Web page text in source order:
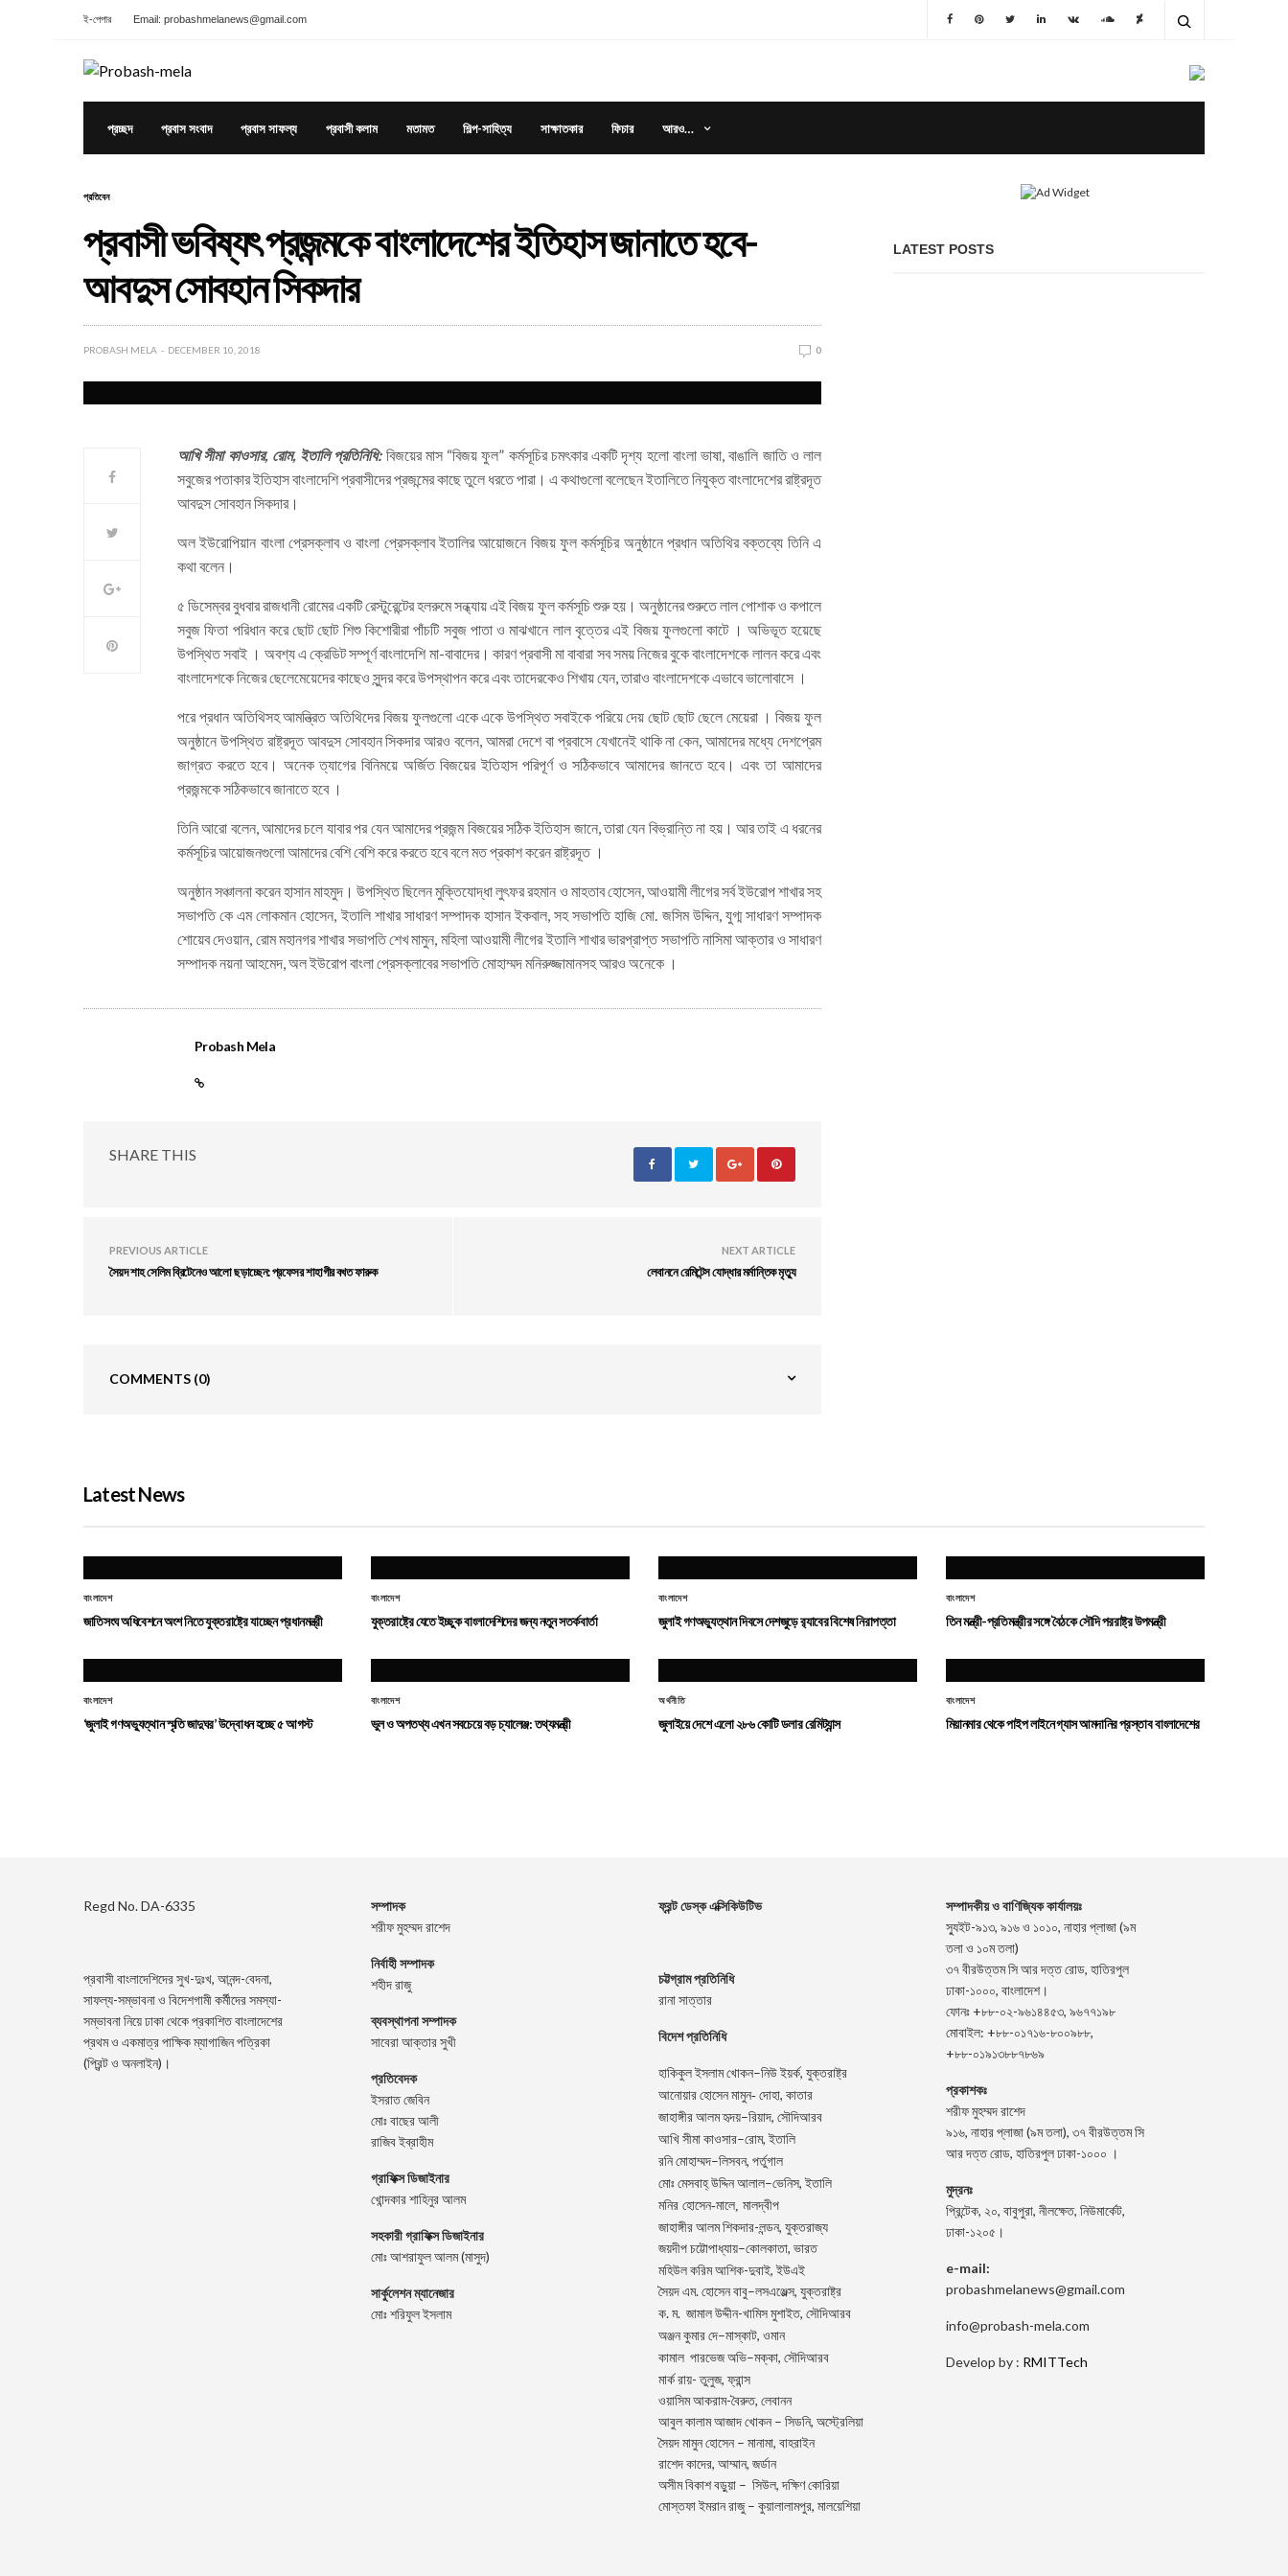
ই-পেপার Email: probashmelanews@gmail.com
প্রচ্ছদ প্রবাস সংবাদ প্রবাস সাফল্য প্রবাসী কলাম মতামত শিল্প-সাহিত্য সাক্ষাতকার ফিচার আরও…
প্রতিবেন
প্রবাসী ভবিষ্যৎ প্রজন্মকে বাংলাদেশের ইতিহাস জানাতে হবে-
আবদুস সোবহান সিকদার
PROBASH MELA DECEMBER 10, 2018 0
আখি সীমা কাওসার, রোম, ইতালি প্রতিনিধি: বিজয়ের মাস “বিজয় ফুল” কর্মসূচির চমৎকার একটি দৃশ্য হলো বাংলা ভাষা, বাঙালি জাতি ও লাল
সবুজের পতাকার ইতিহাস বাংলাদেশি প্রবাসীদের প্রজন্মের কাছে তুলে ধরতে পারা। এ কথাগুলো বলেছেন ইতালিতে নিযুক্ত বাংলাদেশের রাষ্ট্রদূত
আবদুস সোবহান সিকদার।
অল ইউরোপিয়ান বাংলা প্রেসক্লাব ও বাংলা প্রেসক্লাব ইতালির আয়োজনে বিজয় ফুল কর্মসূচির অনুষ্ঠানে প্রধান অতিথির বক্তব্যে তিনি এ
কথা বলেন।
৫ ডিসেম্বর বুধবার রাজধানী রোমের একটি রেস্টুরেন্টের হলরুমে সন্ধ্যায় এই বিজয় ফুল কর্মসূচি শুরু হয়। অনুষ্ঠানের শুরুতে লাল পোশাক ও কপালে
সবুজ ফিতা পরিধান করে ছোট ছোট শিশু কিশোরীরা পাঁচটি সবুজ পাতা ও মাঝখানে লাল বৃত্তের এই বিজয় ফুলগুলো কাটে । অভিভূত হয়েছে
উপস্থিত সবাই । অবশ্য এ ক্রেডিট সম্পূর্ণ বাংলাদেশি মা-বাবাদের। কারণ প্রবাসী মা বাবারা সব সময় নিজের বুকে বাংলাদেশকে লালন করে এবং
বাংলাদেশকে নিজের ছেলেমেয়েদের কাছেও সুন্দর করে উপস্থাপন করে এবং তাদেরকেও শিখায় যেন, তারাও বাংলাদেশকে এভাবে ভালোবাসে ।
পরে প্রধান অতিথিসহ আমন্ত্রিত অতিথিদের বিজয় ফুলগুলো একে একে উপস্থিত সবাইকে পরিয়ে দেয় ছোট ছোট ছেলে মেয়েরা । বিজয় ফুল
অনুষ্ঠানে উপস্থিত রাষ্ট্রদূত আবদুস সোবহান সিকদার আরও বলেন, আমরা দেশে বা প্রবাসে যেখানেই থাকি না কেন, আমাদের মধ্যে দেশপ্রেম
জাগ্রত করতে হবে। অনেক ত্যাগের বিনিময়ে অর্জিত বিজয়ের ইতিহাস পরিপূর্ণ ও সঠিকভাবে আমাদের জানতে হবে। এবং তা আমাদের
প্রজন্মকে সঠিকভাবে জানাতে হবে ।
তিনি আরো বলেন, আমাদের চলে যাবার পর যেন আমাদের প্রজন্ম বিজয়ের সঠিক ইতিহাস জানে, তারা যেন বিভ্রান্তি না হয়। আর তাই এ ধরনের
কর্মসূচির আয়োজনগুলো আমাদের বেশি বেশি করে করতে হবে বলে মত প্রকাশ করেন রাষ্ট্রদূত ।
অনুষ্ঠান সঞ্চালনা করেন হাসান মাহমুদ। উপস্থিত ছিলেন মুক্তিযোদ্ধা লুৎফর রহমান ও মাহতাব হোসেন, আওয়ামী লীগের সর্ব ইউরোপ শাখার সহ
সভাপতি কে এম লোকমান হোসেন, ইতালি শাখার সাধারণ সম্পাদক হাসান ইকবাল, সহ সভাপতি হাজি মো. জসিম উদ্দিন, যুগ্ম সাধারণ সম্পাদক
শোয়েব দেওয়ান, রোম মহানগর শাখার সভাপতি শেখ মামুন, মহিলা আওয়ামী লীগের ইতালি শাখার ভারপ্রাপ্ত সভাপতি নাসিমা আক্তার ও সাধারণ
সম্পাদক নয়না আহমেদ, অল ইউরোপ বাংলা প্রেসক্লাবের সভাপতি মোহাম্মদ মনিরুজ্জামানসহ আরও অনেকে ।
Probash Mela
SHARE THIS
PREVIOUS ARTICLE
সৈয়দ শাহ সেলিম ব্রিটেনেও আলো ছড়াচ্ছেন: প্রফেসর শাহাগীর বখত ফারুক
NEXT ARTICLE
লেবাননে রেমিটেন্স যোদ্ধার মর্মান্তিক মৃত্যু
COMMENTS (0)
LATEST POSTS
Latest News
বাংলাদেশ
জাতিসংঘ অধিবেশনে অংশ নিতে যুক্তরাষ্ট্রে যাচ্ছেন প্রধানমন্ত্রী
বাংলাদেশ
যুক্তরাষ্ট্রে যেতে ইচ্ছুক বাংলাদেশিদের জন্য নতুন সতর্কবার্তা
বাংলাদেশ
জুলাই গণঅভ্যুত্থান দিবসে দেশজুড়ে র‌্যাবের বিশেষ নিরাপত্তা
বাংলাদেশ
তিন মন্ত্রী-প্রতিমন্ত্রীর সঙ্গে বৈঠকে সৌদি পররাষ্ট্র উপমন্ত্রী
বাংলাদেশ
‘জুলাই গণঅভ্যুত্থান স্মৃতি জাদুঘর’ উদ্বোধন হচ্ছে ৫ আগস্ট
বাংলাদেশ
ভুল ও অপতথ্য এখন সবচেয়ে বড় চ্যালেঞ্জ: তথ্যমন্ত্রী
অর্থনীতি
জুলাইয়ে দেশে এলো ২৮৬ কোটি ডলার রেমিট্যান্স
বাংলাদেশ
মিয়ানমার থেকে পাইপ লাইনে গ্যাস আমদানির প্রস্তাব বাংলাদেশের
Regd No. DA-6335
প্রবাসী বাংলাদেশিদের সুখ-দুঃখ, আনন্দ-বেদনা,
সাফল্য-সম্ভাবনা ও বিদেশগামী কর্মীদের সমস্যা-
সম্ভাবনা নিয়ে ঢাকা থেকে প্রকাশিত বাংলাদেশের
প্রথম ও একমাত্র পাক্ষিক ম্যাগাজিন পত্রিকা
(প্রিন্ট ও অনলাইন)।
সম্পাদক
শরীফ মুহম্মদ রাশেদ
নির্বাহী সম্পাদক
শহীদ রাজু
ব্যবস্থাপনা সম্পাদক
সাবেরা আক্তার সুখী
প্রতিবেদক
ইসরাত জেবিন
মোঃ বাছের আলী
রাজিব ইব্রাহীম
গ্রাফিক্স ডিজাইনার
খোন্দকার শাহিনুর আলম
সহকারী গ্রাফিক্স ডিজাইনার
মোঃ আশরাফুল আলম (মাসুদ)
সার্কুলেশন ম্যানেজার
মোঃ শরিফুল ইসলাম
ফ্রন্ট ডেস্ক এক্সিকিউটিভ
চট্টগ্রাম প্রতিনিধি
রানা সাত্তার
বিদেশ প্রতিনিধি
হাকিকুল ইসলাম খোকন–নিউ ইয়র্ক, যুক্তরাষ্ট্র
আনোয়ার হোসেন মামুন- দোহা, কাতার
জাহাঙ্গীর আলম হৃদয়–রিয়াদ, সৌদিআরব
আখি সীমা কাওসার–রোম,ইতালি
রনি মোহাম্মদ–লিসবন, পর্তুগাল
মোঃ মেসবাহ্ উদ্দিন আলাল–ভেনিস,ইতালি
মনির হোসেন-মালে, মালদ্বীপ
জাহাঙ্গীর আলম শিকদার-লন্ডন, যুক্তরাজ্য
জয়দীপ চট্টোপাধ্যায়–কোলকাতা, ভারত
মহিউল করিম আশিক-দুবাই, ইউএই
সৈয়দ এম. হোসেন বাবু–লসএঞ্জেল্স, যুক্তরাষ্ট্র
ক. ম. জামাল উদ্দীন-খামিস মুশাইত, সৌদিআরব
অঞ্জন কুমার দে–মাস্কাট, ওমান
কামাল পারভেজ অভি–মক্কা, সৌদিআরব
মার্ক রায়- তুলুজ, ফ্রান্স
ওয়াসিম আকরাম-বৈরুত, লেবানন
আবুল কালাম আজাদ খোকন – সিডনি, অস্ট্রেলিয়া
সৈয়দ মামুন হোসেন – মানামা, বাহরাইন
রাশেদ কাদের, আম্মান, জর্ডান
অসীম বিকাশ বড়ুয়া – সিউল, দক্ষিণ কোরিয়া
মোস্তফা ইমরান রাজু – কুয়ালালামপুর, মালয়েশিয়া
সম্পাদকীয় ও বাণিজ্যিক কার্যালয়ঃ
স্যুইট-৯১৩, ৯১৬ ও ১০১০, নাহার প্লাজা (৯ম
তলা ও ১০ম তলা)
৩৭ বীরউত্তম সি আর দত্ত রোড, হাতিরপুল
ঢাকা-১০০০, বাংলাদেশ।
ফোনঃ +৮৮-০২-৯৬১৪৪৫৩, ৯৬৭৭১৯৮
মোবাইল: +৮৮-০১৭১৬-৮০০৯৮৮,
+৮৮-০১৯১৩৮৮৭৮৬৯
প্রকাশকঃ
শরীফ মুহম্মদ রাশেদ
৯১৬, নাহার প্লাজা (৯ম তলা), ৩৭ বীরউত্তম সি
আর দত্ত রোড, হাতিরপুল ঢাকা-১০০০ ।
মুদ্রনঃ
প্রিন্টেক, ২০, বাবুপুরা, নীলক্ষেত, নিউমার্কেট,
ঢাকা-১২০৫।
e-mail:
probashmelanews@gmail.com
info@probash-mela.com
Develop by : RMITTech